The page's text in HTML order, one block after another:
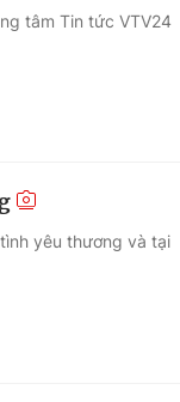
tâm Tin tức VTV24
yêu thương và tại